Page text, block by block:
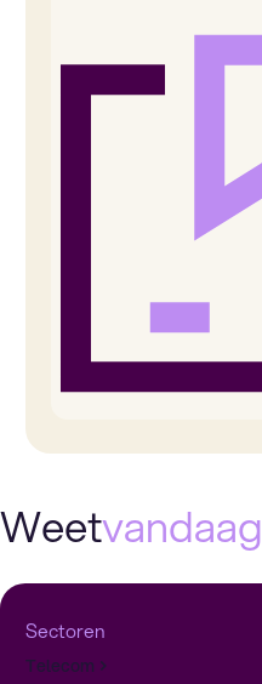
Weetvandaag
Sectoren
Telecom